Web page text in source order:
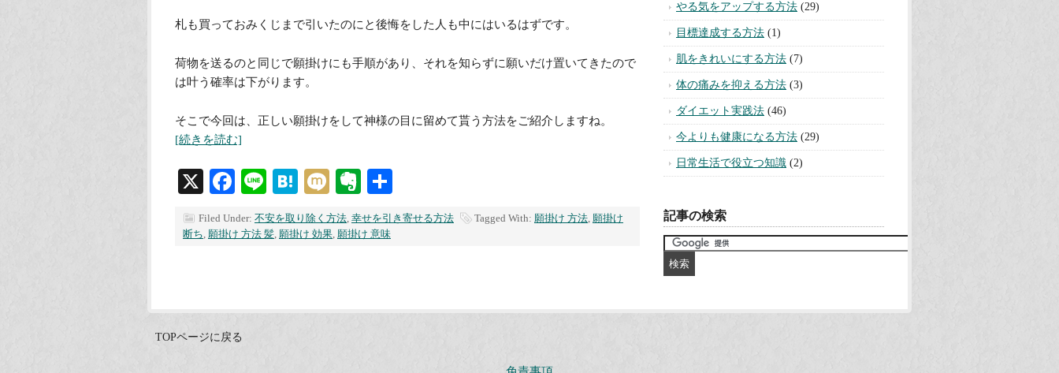
札も買っておみくじまで引いたのにと後悔をした人も中にはいるはずです。
荷物を送るのと同じで願掛けにも手順があり、それを知らずに願いだけ置いてきたので
は叶う確率は下がります。
そこで今回は、正しい願掛けをして神様の目に留めて貰う方法をご紹介しますね。
[続きを読む]
X Facebook
LineHatenaMixiEvernote
有
Filed Under: 不安を取り除く方法 幸せを引き寄せる方法 Tagged With: 願掛け 方法 願掛け
断ち 願掛け 方法 髪 願掛け 効果 願掛け 意味
やる気をアップする方法 (29)
目標達成する方法 (1)
肌をきれいにする方法 (7)
体の痛みを抑える方法 (3)
ダイエット実践法 (46)
今よりも健康になる方法 (29)
日常生活で役立つ知識 (2)
記事の検索
TOPページに戻る